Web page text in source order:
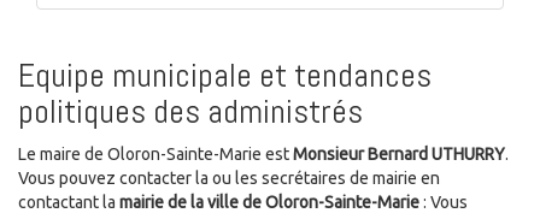
Equipe municipale et tendances
politiques des administrés
Le maire de Oloron-Sainte-Marie estMonsieur Bernard UTHURRY.
Vous pouvez contacter la ou les secrétaires de mairie en
contactant la mairie de la ville de Oloron-Sainte-Marie: Vous